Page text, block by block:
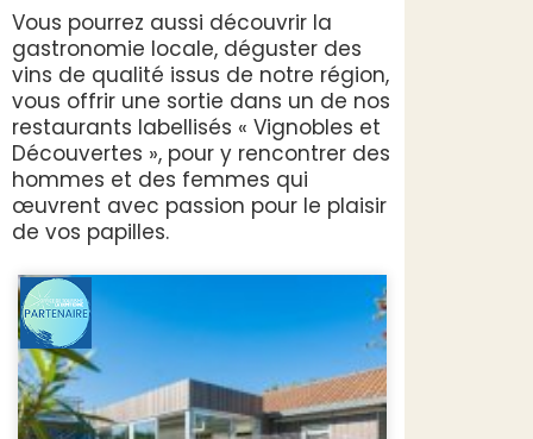
Vous pourrez aussi découvrir la
gastronomie locale, déguster des
vins de qualité issus de notre région,
vous offrir une sortie dans un de nos
restaurants labellisés « Vignobles et
Découvertes », pour y rencontrer des
hommes et des femmes qui
œuvrent avec passion pour le plaisir
de vos papilles.